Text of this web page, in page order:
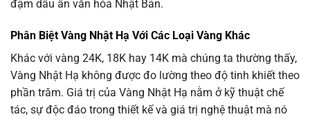
đậm dấu ấn văn hóa Nhật Bản.
Phân Biệt Vàng Nhật Hạ Với Các Loại Vàng Khác
Khác với vàng 24K, 18K hay 14K mà chúng ta thường thấy,
Vàng Nhật Hạ không được đo lường theo độ tinh khiết theo
phần trăm. Giá trị của Vàng Nhật Hạ nằm ở kỹ thuật chế
tác, sự độc đáo trong thiết kế và giá trị nghệ thuật mà nó